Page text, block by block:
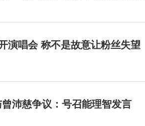
演唱会 称不是故意让粉丝失望
沛慈争议：号召能理智发言